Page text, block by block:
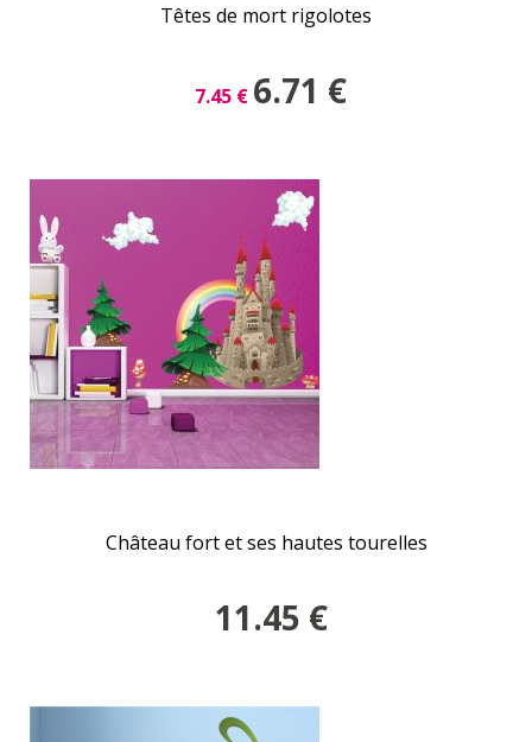
Têtes de mort rigolotes
7.45 € 6.71 €
Château fort et ses hautes tourelles
11.45 €